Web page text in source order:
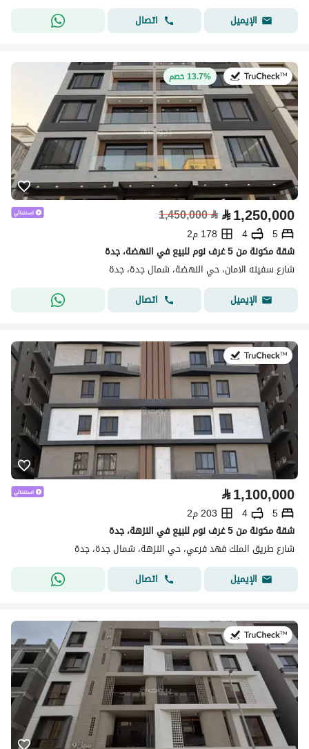
الإيميل
اتصال
في:8 يوليو 202613.7% خصم
⃁1,250,000
⃁
1,450,000
5
4
178 م2
شقة مكونة من 5 غرف نوم للبيع في النهضة، جدة
شارع سفينه الامان، حي النهضة، شمال جدة، جدة
الإيميل
اتصال
في:8 يوليو 2026
⃁1,100,000
5
4
203 م2
شقة مكونة من 5 غرف نوم للبيع في النزهة، جدة
شارع طريق الملك فهد فرعي، حي النزهة، شمال جدة، جدة
الإيميل
اتصال
في:22 يوليو 2026